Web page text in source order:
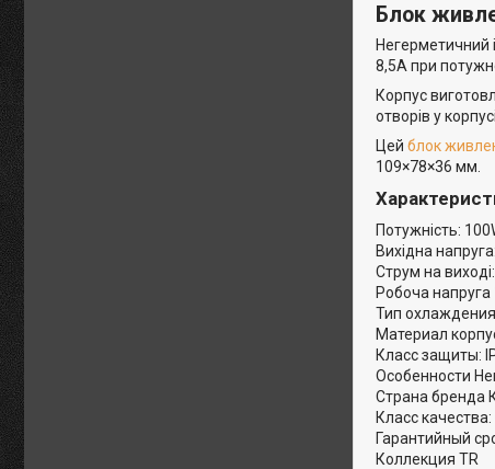
Блок
Негерметичний
8,5А при
Корпус
отворів у
Цей блок
109×78×36 мм.
Потужність:
Вихідна
Струм на
Робоча
Тип
Материал
Класс защиты:
Особенности
Страна бренда
Класс
Гарантийный
Коллекция TR